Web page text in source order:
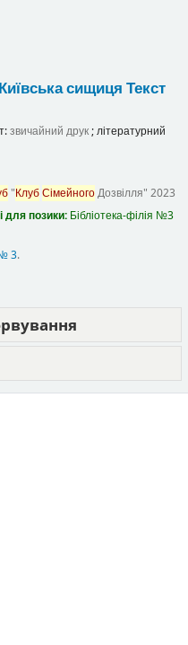
сищиця Текст
звичайний друк; літературний
"КлубСімейногоДозвілля" 2023
для позики: Бібліотека-філія №3
3.